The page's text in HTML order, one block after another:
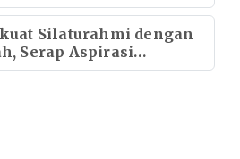
Silaturahmi dengan
Serap Aspirasi
Selatan